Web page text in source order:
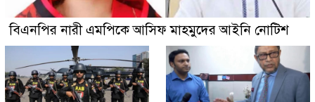
বিএনপির নারী এমপিকে আসিফ মাহমুদের আইনি নোটিশ